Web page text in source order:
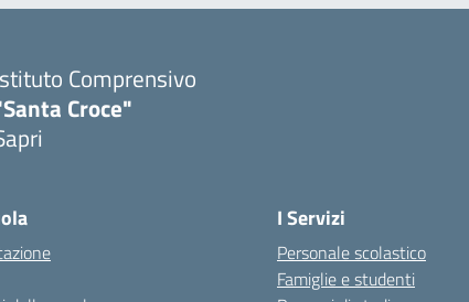
Comprensivo
Croce"
I Servizi
Personale scolastico
Famiglie e studenti